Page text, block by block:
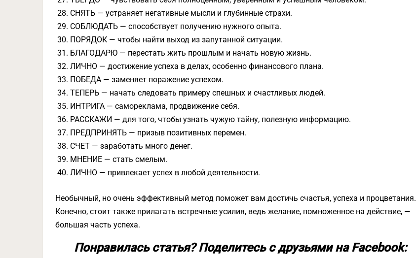
СНЯТЬ — устраняет негативные мысли и глубинные страхи.
СОБЛЮДАТЬ — способствует получению нужного опыта.
ПОРЯДОК — чтобы найти выход из запутанной ситуации.
БЛАГОДАРЮ — перестать жить прошлым и начать новую жизнь.
ЛИЧНО — достижение успеха в делах, особенно финансового плана.
ПОБЕДА — заменяет поражение успехом.
ТЕПЕРЬ — начать следовать примеру спешных и счастливых людей.
ИНТРИГА — самореклама, продвижение себя.
РАССКАЖИ — для того, чтобы узнать чужую тайну, полезную информацию.
ПРЕДПРИНЯТЬ — призыв позитивных перемен.
СЧЕТ — заработать много денег.
МНЕНИЕ — стать смелым.
ЛИЧНО — привлекает успех в любой деятельности.
Необычный, но очень эффективный метод поможет вам достичь счастья, успеха и процветания.
Конечно, стоит также прилагать встречные усилия, ведь желание, помноженное на действие, —
большая часть успеха.
Понравилась статья? Поделитесь с друзьями на Facebook: